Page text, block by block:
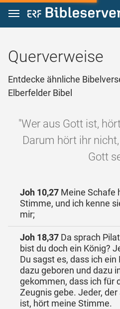
Zum Inhalt springen
Querverweise
Entdecke ähnliche
Elberfelder Bibel
"Wer aus Gott ist,
Darum hört ihr
Gott
Joh 10,27 Meine Schafe
Stimme, und ich kenne
mir;
Joh 18,37 Da sprach
bist du doch ein König?
Du sagst es, dass ich ein
dazu geboren und dazu
gekommen, dass ich für
Zeugnis gebe. Jeder,
ist, hört meine Stimme.